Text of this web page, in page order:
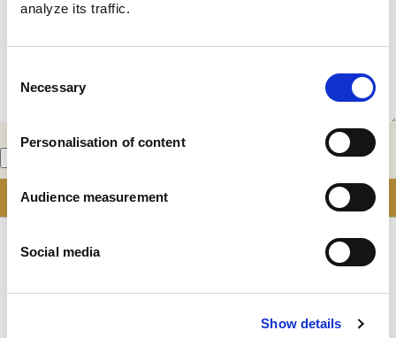
analyze its traffic.
Selection
Necessary
Personalisation of content
Audience measurement
Social media
Show details
Mit dem Ankreuzen akzeptiere ich die Nutzungsbedingungen